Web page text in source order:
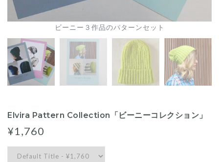
ビーニー３作品のパターンセット
Elvira Pattern Collection「ビーニーコレクション」
¥1,760